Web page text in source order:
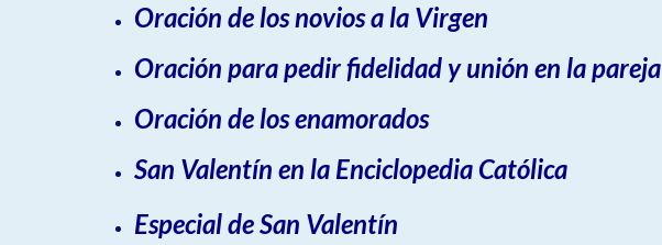
Oración de los novios a la Virgen
Oración para pedir fidelidad y unión en la pareja
Oración de los enamorados
San Valentín en la Enciclopedia Católica
Especial de San Valentín